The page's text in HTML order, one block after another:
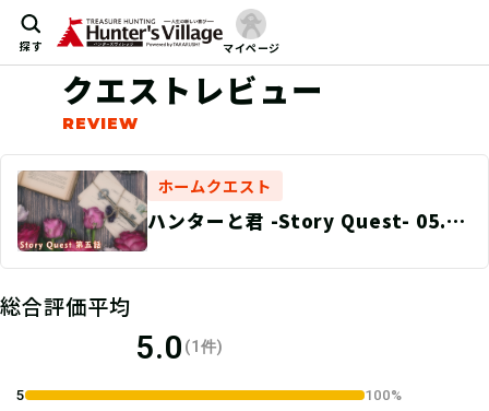
探す マイページ
クエストレビュー
ホームクエスト
ハンターと君 -Story Quest- 05.ラ
ンクアップと友人からの手紙
総合評価平均
5.0 (1件)
5
100%